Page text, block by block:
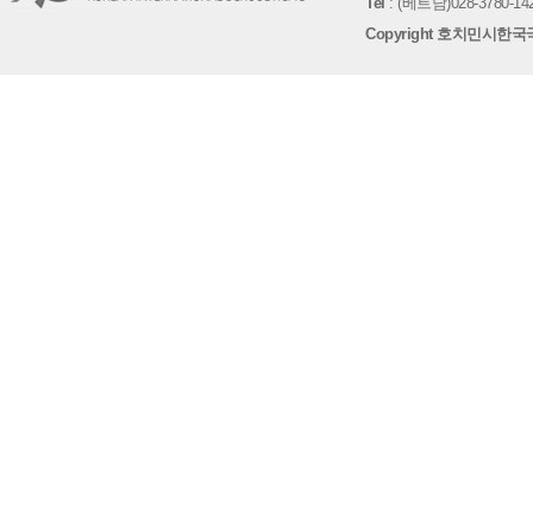
Copyright 호치민시한국